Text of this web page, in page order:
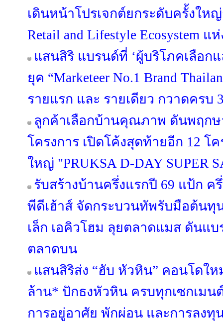
เดินหน้าโปรเจกต์ยกระดับครั้งให
Retail and Lifestyle Ecosystem
แสนสิริ แบรนด์ที่ ‘ผู้บริโภคเลือกแ
ยุค “Marketeer No.1 Brand
รายแรก และ รายเดียว กวาดครบ
ลูกค้าเลือกบ้านคุณภาพ ดันพฤกษ
โครงการ เปิดโค้งสุดท้ายอีก 12 โ
ใหญ่ "PRUKSA D-DAY SUPER
รับสร้างบ้านครึ่งแรกปี 69 แป้ก
พีดีเฮ้าส์ จัดกระบวนทัพรับมือต้นทุ
เล็ก เอคิวโฮม ลุยตลาดแมส ดันแ
ตลาดบน
แสนสิริส่ง “ฮับ หัวหิน” คอนโดให
ล้าน* ปักธงหัวหิน ครบทุกเซกเมน
การอยู่อาศัย พักผ่อน และการลงทุ